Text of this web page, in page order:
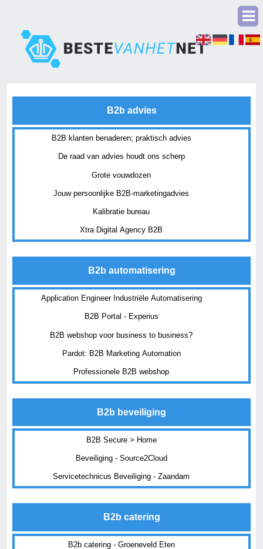
B2b advies
B2B klanten benaderen; praktisch advies
De raad van advies houdt ons scherp
Grote vouwdozen
Jouw persoonlijke B2B-marketingadvies
Kalibratie bureau
Xtra Digital Agency B2B
B2b automatisering
Application Engineer Industriële Automatisering
B2B Portal - Experius
B2B webshop voor business to business?
Pardot: B2B Marketing Automation
Professionele B2B webshop
B2b beveiliging
B2B Secure > Home
Beveiliging - Source2Cloud
Servicetechnicus Beveiliging - Zaandam
B2b catering
B2b catering - Groeneveld Eten